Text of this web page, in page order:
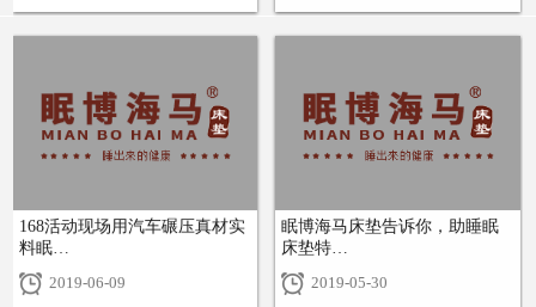
+ +
168活动现场用汽车碾压真材实
料眠…
2019-06-09
眠博海马床垫告诉你，助睡眠
床垫特…
2019-05-30